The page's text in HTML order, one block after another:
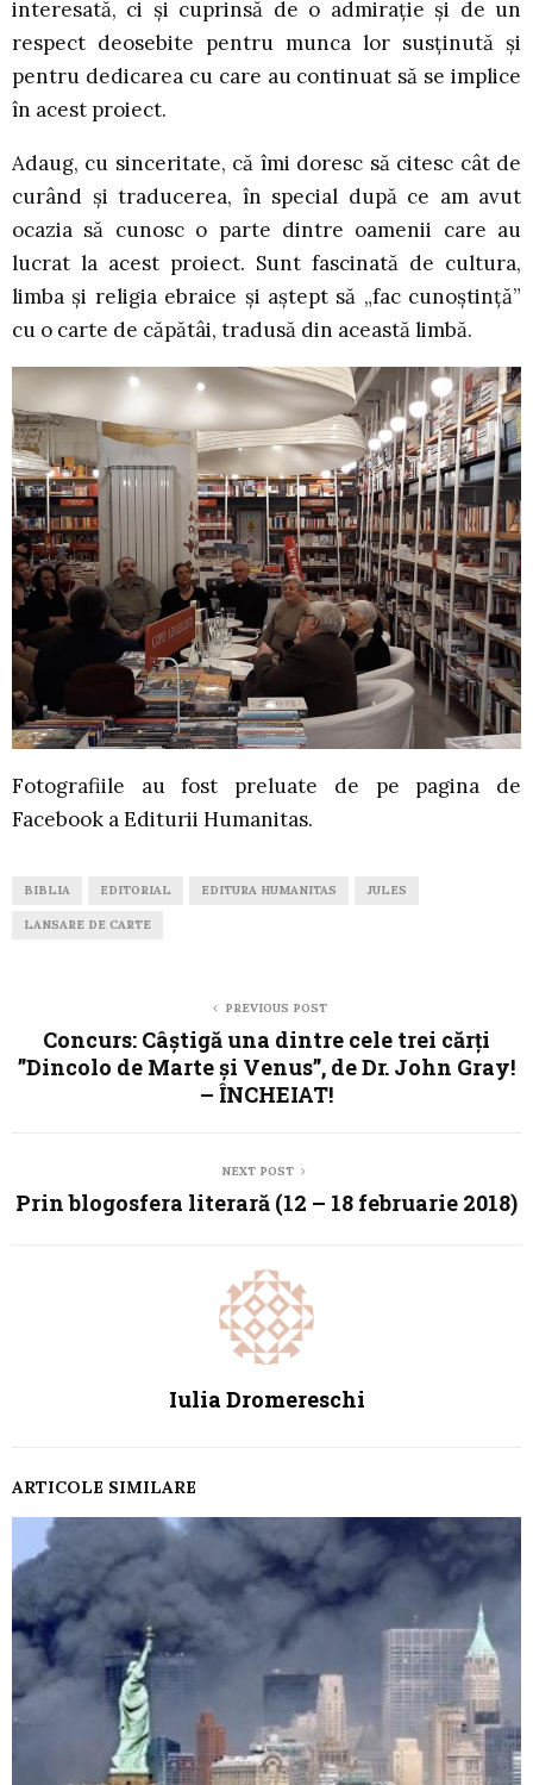
interesată, ci și cuprinsă de o admirație și de un
respect deosebite pentru munca lor susținută și
pentru dedicarea cu care au continuat să se implice
în acest proiect.
Adaug, cu sinceritate, că îmi doresc să citesc cât de
curând și traducerea, în special după ce am avut
ocazia să cunosc o parte dintre oamenii care au
lucrat la acest proiect. Sunt fascinată de cultura,
limba și religia ebraice și aștept să „fac cunoștință”
cu o carte de căpătâi, tradusă din această limbă.
Fotografiile au fost preluate de pe pagina de
Facebook a Editurii Humanitas.
BIBLIA EDITORIAL EDITURA HUMANITAS JULES
LANSARE DE CARTE
PREVIOUS POST
Concurs: Câștigă una dintre cele trei cărți
”Dincolo de Marte și Venus”, de Dr. John Gray!
– ÎNCHEIAT!
NEXT POST
Prin blogosfera literară (12 – 18 februarie 2018)
Iulia Dromereschi
ARTICOLE SIMILARE